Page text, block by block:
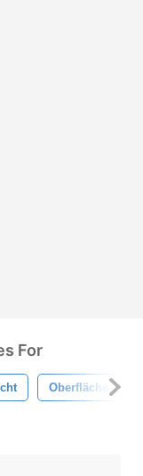
For
Oberfläche